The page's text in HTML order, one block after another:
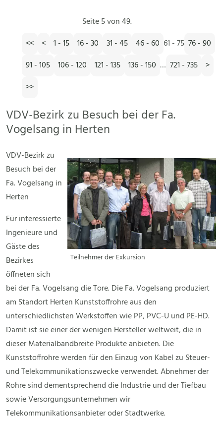
Seite 5 von 49.
<<
< 1 - 15 16 - 30 31 - 45 46 - 60 61 - 75 76 - 90
91 - 105
106 - 120 121 - 135 136 - 150 … 721 - 735
>
>>
VDV-Bezirk zu Besuch bei der Fa.
Vogelsang in Herten
Teilnehmer der Exkursion
VDV-Bezirk zu
Besuch bei der
Fa. Vogelsang in
Herten
Für interessierte
Ingenieure und
Gäste des
Bezirkes
öffneten sich
bei der Fa. Vogelsang die Tore. Die Fa. Vogelsang produziert
am Standort Herten Kunststoffrohre aus den
unterschiedlichsten Werkstoffen wie PP, PVC-U und PE-HD.
Damit ist sie einer der wenigen Hersteller weltweit, die in
dieser Materialbandbreite Produkte anbieten. Die
Kunststoffrohre werden für den Einzug von Kabel zu Steuer-
und Telekommunikationszwecke verwendet. Abnehmer der
Rohre sind dementsprechend die Industrie und der Tiefbau
sowie Versorgungsunternehmen wir
Telekommunikationsanbieter oder Stadtwerke.